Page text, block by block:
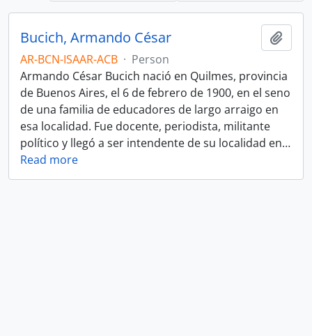
Bucich, Armando César
AR-BCN-ISAAR-ACB · Person
Armando César Bucich nació en Quilmes, provincia
de Buenos Aires, el 6 de febrero de 1900, en el seno
de una familia de educadores de largo arraigo en
esa localidad. Fue docente, periodista, militante
político y llegó a ser intendente de su localidad en…
Read more